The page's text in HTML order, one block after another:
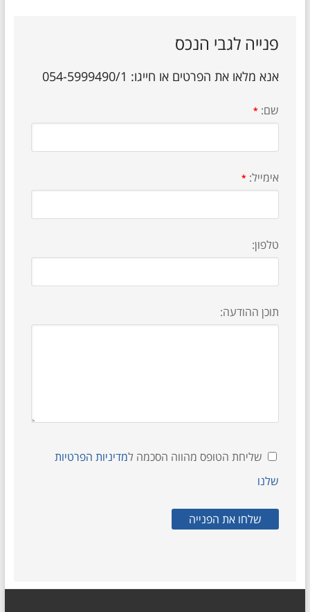
פנייה לגבי הנכס
אנא מלאו את הפרטים או חייגו: 054-5999490/1
שם: *
אימייל: *
טלפון:
תוכן ההודעה:
שליחת הטופס מהווה הסכמה למדיניות הפרטיות
שלנו